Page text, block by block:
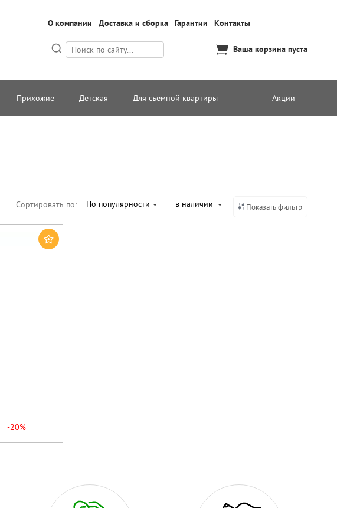
О компании Доставка и сборка Гарантии Контакты
Ваша корзина пуста
Прихожие Детская Для съемной квартиры Акции
Сортировать по: По популярности в наличии Показать фильтр
-20%